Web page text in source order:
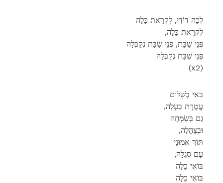
לְכָה דוֹדִי, לִקְרַאת כַּלָה
,לִקְרַאת כַּלָה
פְּנֵי שַׁבָּת, פְּנֵי שַׁבָּת נְקַבְּלָה
פְּנֵי שַׁבָּת נְקַבְּלָה
(x2)
בֹּאִי בְשָׁלוֹם
,עֲטֶרֶת בַּעְלָהּ
גַם בְּשִׂמְחָה
,וּבְצָהֳלָה
תּוֹךְ אֱמוּנֵי
,עַם סְגֻלָה
בּוֹאִי כַלָה
בּוֹאִי כַלָה